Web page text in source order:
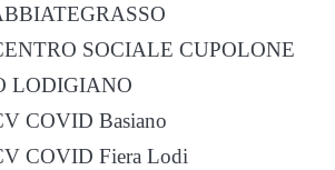
SOCIALE CUPOLONE
LODIGIANO
COVID Basiano
COVID Fiera Lodi